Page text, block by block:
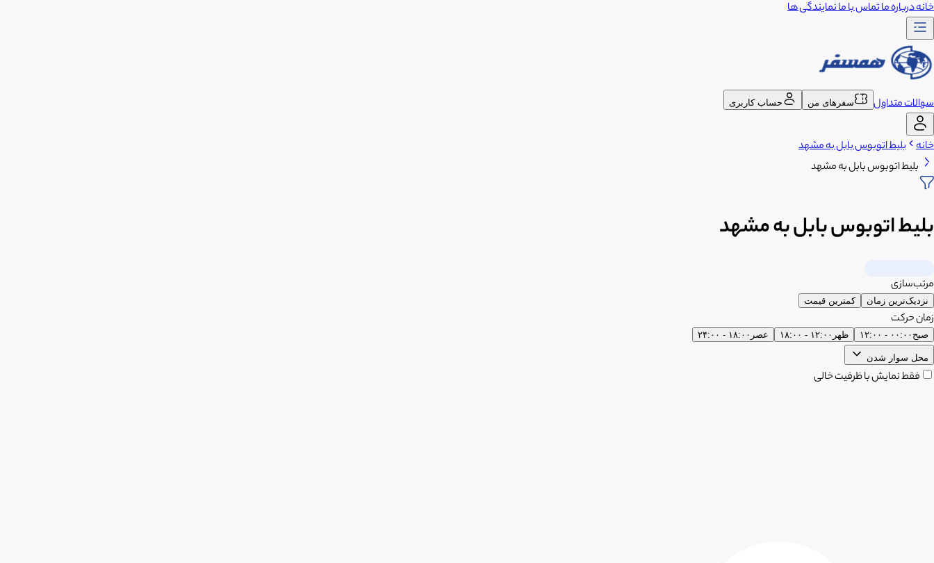
خانهدرباره ماتماس با مانمایندگی ها
سوالات متداول سفرهای من حساب کاربری
خانه بلیط اتوبوس بابل به مشهد
بلیط اتوبوس بابل به مشهد
بلیط اتوبوس بابل به مشهد
مرتب‌سازی
نزدیک‌ترین زمان کمترین قیمت
زمان حرکت
صبح ۰۰:۰۰ - ۱۲:۰۰ ظهر ۱۲:۰۰ - ۱۸:۰۰ عصر ۱۸:۰۰ - ۲۴:۰۰
محل سوار شدن
فقط نمایش با ظرفیت خالی